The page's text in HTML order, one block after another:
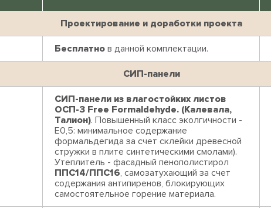
Проектирование и доработки проекта
Бесплатно в данной комплектации.
СИП-панели
СИП-панели из влагостойких листов
ОСП-3 Free Formaldehyde. (Калевала,
Талион). Повышенный класс эколгичности -
Е0,5: минимальное содержание
формальдегида за счет склейки древесной
стружки в плите синтетическими смолами).
Утеплитель - фасадный пенополистирол
ППС14/ППС16, самозатухающий за счет
содержания антипиренов, блокирующих
самостоятельное горение материала.